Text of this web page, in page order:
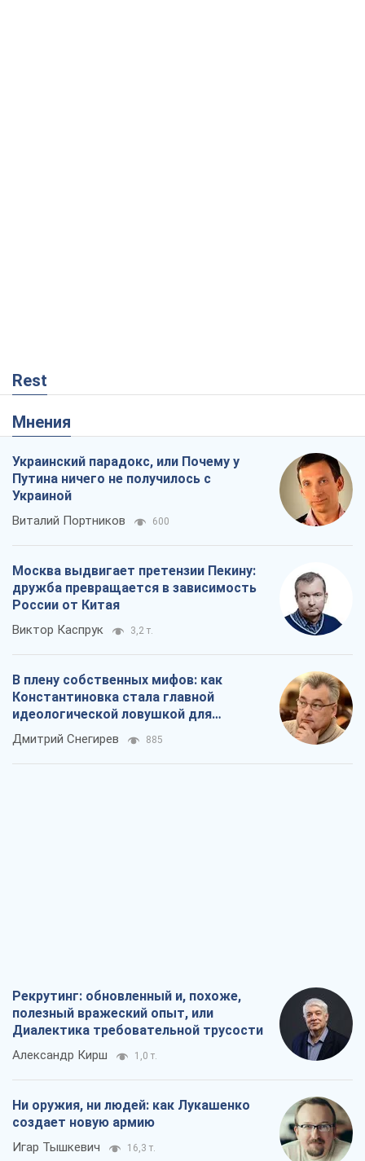
Rest
Мнения
Украинский парадокс, или Почему у
Путина ничего не получилось с
Украиной
Виталий Портников 600
Москва выдвигает претензии Пекину:
дружба превращается в зависимость
России от Китая
Виктор Каспрук 3,2 т.
В плену собственных мифов: как
Константиновка стала главной
идеологической ловушкой для
российских оккупантов
Дмитрий Снегирев 885
Рекрутинг: обновленный и, похоже,
полезный вражеский опыт, или
Диалектика требовательной трусости
Александр Кирш 1,0 т.
Ни оружия, ни людей: как Лукашенко
создает новую армию
Игар Тышкевич 16,3 т.